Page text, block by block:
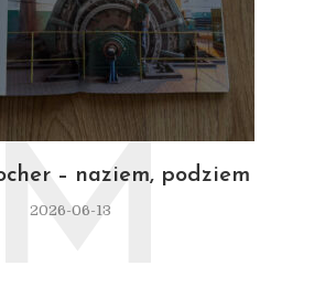
– naziem, podziem
2026-06-13